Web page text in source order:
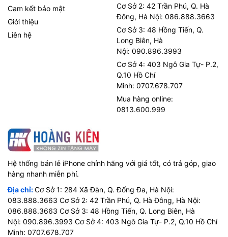
Cam kết bảo mật
Giới thiệu
Liên hệ
Cơ Sở 2: 42 Trần Phú, Q. Hà
Đông, Hà Nội: 086.888.3663
Cơ Sở 3: 48 Hồng Tiến, Q.
Long Biên, Hà
Nội: 090.896.3993
Cơ Sở 4: 403 Ngô Gia Tự- P.2,
Q.10 Hồ Chí
Minh: 0707.678.707
Mua hàng online:
0813.600.999
Hệ thống bán lẻ iPhone chính hãng với giá tốt, có trả góp, giao
hàng nhanh miễn phí.
Địa chỉ:Cơ Sở 1: 284 Xã Đàn, Q. Đống Đa, Hà Nội:
083.888.3663 Cơ Sở 2: 42 Trần Phú, Q. Hà Đông, Hà Nội:
086.888.3663 Cơ Sở 3: 48 Hồng Tiến, Q. Long Biên, Hà
Nội: 090.896.3993 Cơ Sở 4: 403 Ngô Gia Tự- P.2, Q.10 Hồ Chí
Minh: 0707.678.707